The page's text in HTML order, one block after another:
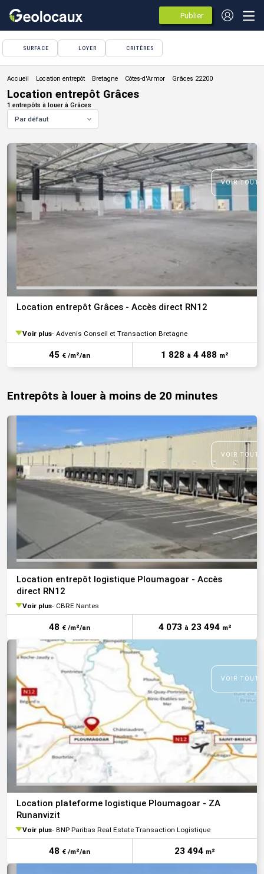
Publier
des
annonces
SURFACE LOYER CRITÈRES
Location entrepôt
Location entrepôt Grâces
1 entrepôts à louer à Grâces
Par défaut
VOIR
Location entrepôt Grâces - Accès direct RN12
Voir plus Advenis Conseil et Transaction Bretagne
45 € /m²/an 1 828 à 4 488 m²
Entrepôts à louer à moins de 20 minutes
VOIR
Location entrepôt logistique Ploumagoar - Accès
direct RN12
Voir plus CBRE Nantes
48 € /m²/an 4 073 à23 494 m²
VOIR
Location plateforme logistique Ploumagoar - ZA
Runanvizit
Voir plus BNP Paribas Real Estate Transaction Logistique
48 € /m²/an 23 494 m²